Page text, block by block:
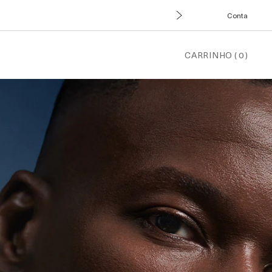
Conta
CARRINHO (0)